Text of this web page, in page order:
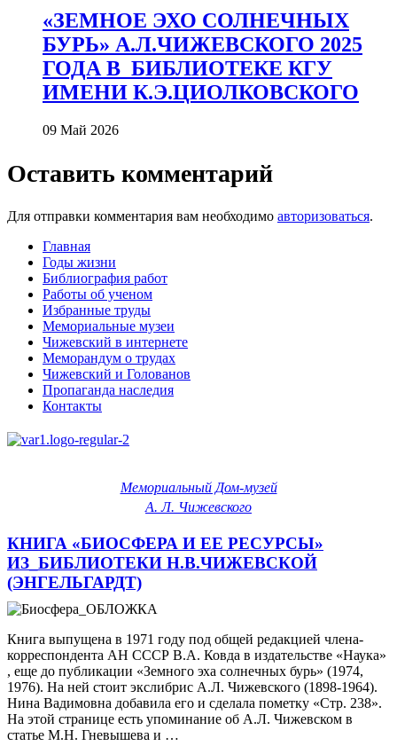
«ЗЕМНОЕ ЭХО СОЛНЕЧНЫХ
БУРЬ» А.Л.ЧИЖЕВСКОГО 2025
ГОДА В_БИБЛИОТЕКЕ КГУ
ИМЕНИ К.Э.ЦИОЛКОВСКОГО
09 Май 2026
Оставить комментарий
Для отправки комментария вам необходимо авторизоваться.
Главная
Годы жизни
Библиография работ
Работы об ученом
Избранные труды
Мемориальные музеи
Чижевский в интернете
Меморандум о трудах
Чижевский и Голованов
Пропаганда наследия
Контакты
Мемориальный Дом-музей
А. Л. Чижевского
КНИГА «БИОСФЕРА И ЕЕ РЕСУРСЫ»
ИЗ_БИБЛИОТЕКИ Н.В.ЧИЖЕВСКОЙ
(ЭНГЕЛЬГАРДТ)
Книга выпущена в 1971 году под общей редакцией члена-
корреспондента АН СССР В.А. Ковда в издательстве «Наука»
, еще до публикации «Земного эха солнечных бурь» (1974,
1976). На ней стоит экслибрис А.Л. Чижевского (1898-1964).
Нина Вадимовна добавила его и сделала пометку «Стр. 238».
На этой странице есть упоминание об А.Л. Чижевском в
статье М.Н. Гневышева и …